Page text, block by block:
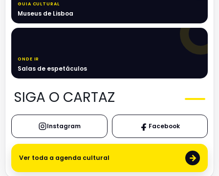
GUIA CULTURAL
Museus de Lisboa
ONDE IR
Salas de espetáculos
SIGA O CARTAZ
Instagram Facebook
Ver toda a agenda cultural →